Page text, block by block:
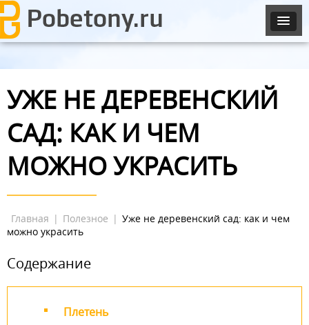
УЖЕ НЕ ДЕРЕВЕНСКИЙ
САД: КАК И ЧЕМ
МОЖНО УКРАСИТЬ
Главная | Полезное | Уже не деревенский сад: как и чем
можно украсить
Содержание
Плетень